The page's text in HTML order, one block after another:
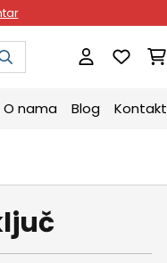
O nama Blog Kontakt